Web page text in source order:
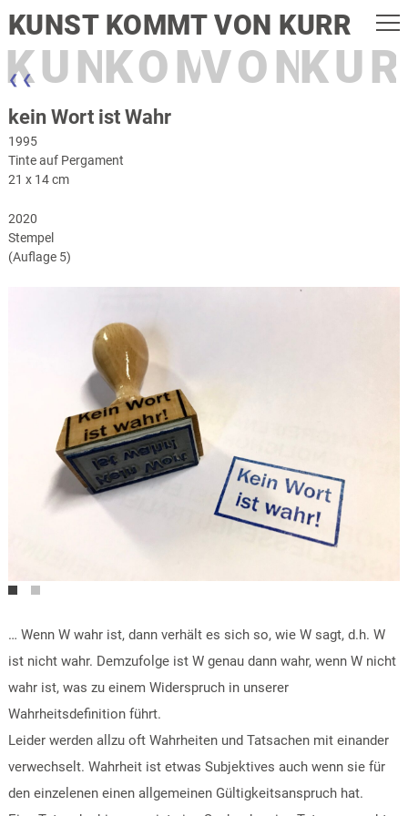
KUNST KOMMT VON KURR
KUNSTKOMMT
VON
❮ ❮
kein Wort ist Wahr
1995
Tinte auf Pergament
21 x 14 cm
2020
Stempel
(Auflage 5)
… Wenn W wahr ist, dann verhält es sich so, wie W sagt, d.h. W
ist nicht wahr. Demzufolge ist W genau dann wahr, wenn W nicht
wahr ist, was zu einem Widerspruch in unserer
Wahrheitsdefinition führt.
Leider werden allzu oft Wahrheiten und Tatsachen mit einander
verwechselt. Wahrheit ist etwas Subjektives auch wenn sie für
den einzelenen einen allgemeinen Gültigkeitsanspruch hat.